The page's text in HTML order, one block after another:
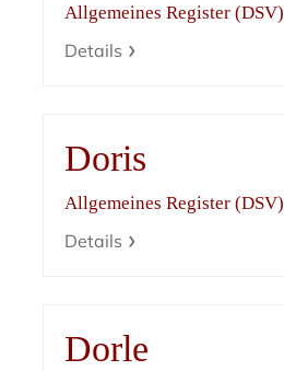
Allgemeines Register (DSV)
Details
Doris
Allgemeines Register (DSV)
Details
Dorle